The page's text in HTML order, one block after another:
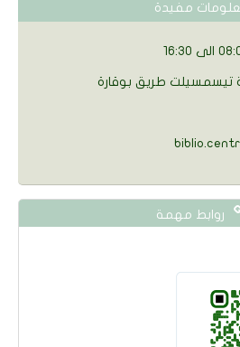
مفيدة
تيسمسيلت طريق بوقارة
روابط مهمة